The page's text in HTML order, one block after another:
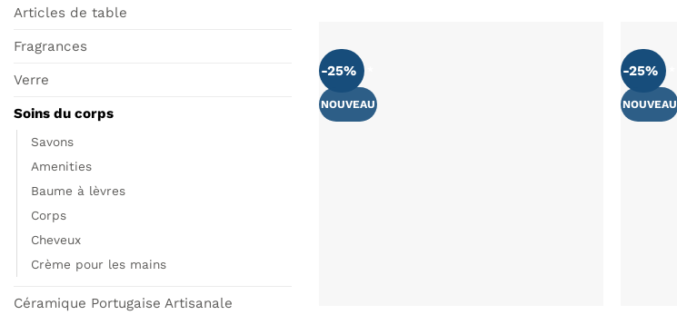
Articles de table
Fragrances
Verre
Soins du corps
Savons
Amenities
Baume à lèvres
Corps
Cheveux
Crème pour les mains
Céramique Portugaise Artisanale
-25%
NOUVEAU
-25%
NOUVEAU